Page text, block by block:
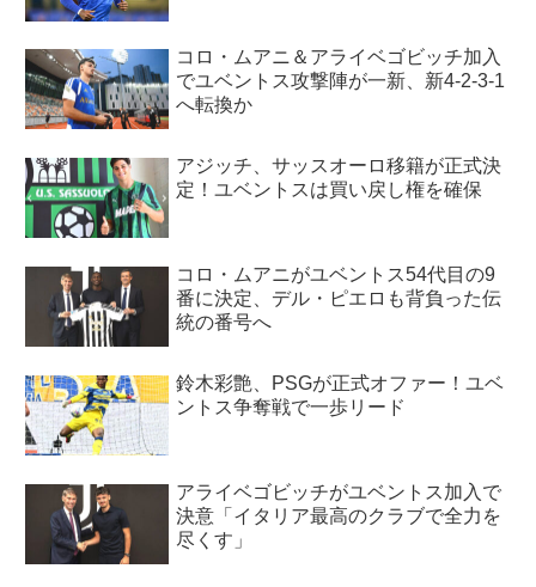
コロ・ムアニ＆アライベゴビッチ加入
でユベントス攻撃陣が一新、新4-2-3-1
へ転換か
アジッチ、サッスオーロ移籍が正式決
定！ユベントスは買い戻し権を確保
コロ・ムアニがユベントス54代目の9
番に決定、デル・ピエロも背負った伝
統の番号へ
鈴木彩艶、PSGが正式オファー！ユベ
ントス争奪戦で一歩リード
アライベゴビッチがユベントス加入で
決意「イタリア最高のクラブで全力を
尽くす」